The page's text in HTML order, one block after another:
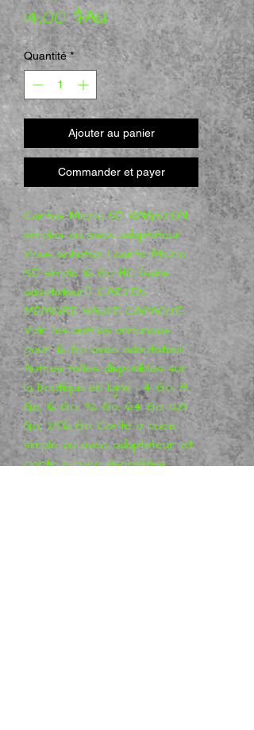
14,00 $AUPrix
Quantité *
Ajouter au panier
Commander et payer
Cartes Micro SD KINGSTON
simples ou avec adaptateur.
Vous achetez 1 carte Micro
SD simple 16 Go HC (sans
adaptateur). CARTES
MÉMOIRE HAUTE CAPACITÉ.
Voir les autres annonces
pour 16 Go avec adaptateur.
Autres tailles disponibles sur
la boutique en ligne : 4 Go, 8
Go, 16 Go, 32 Go, 64 Go, 128
Go, 256 Go. Carte à puce
simple ou avec adaptateur et
carte à puce disponibles.